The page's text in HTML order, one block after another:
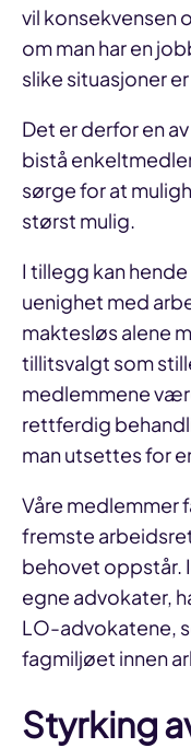
vil konsekvensen
om man har en
slike situasjoner
Det er derfor en
bistå
sørge for at
størst mulig.
I tillegg kan
uenighet med
maktesløs alene
tillitsvalgt som
medlemmene
rettferdig
man utsettes for
Våre medlemmer
fremste
behovet oppstår.
egne advokater,
LO-advokatene,
fagmiljøet innen
Styrking